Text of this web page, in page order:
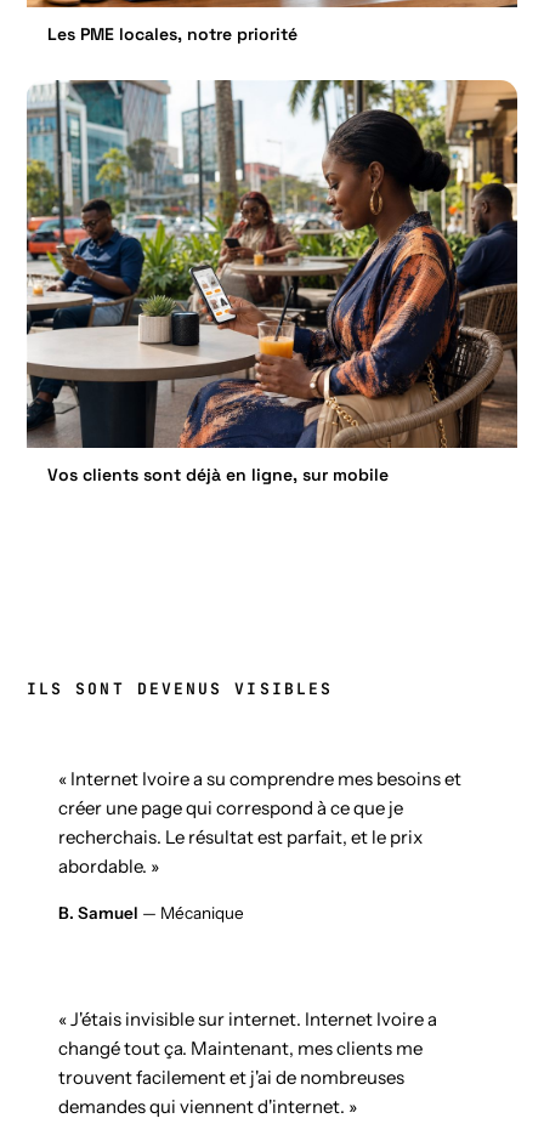
Les PME locales, notre priorité
Vos clients sont déjà en ligne, sur mobile
ILS SONT DEVENUS VISIBLES
« Internet Ivoire a su comprendre mes besoins et
créer une page qui correspond à ce que je
recherchais. Le résultat est parfait, et le prix
abordable. »
B. Samuel — Mécanique
« J'étais invisible sur internet. Internet Ivoire a
changé tout ça. Maintenant, mes clients me
trouvent facilement et j'ai de nombreuses
demandes qui viennent d'internet. »